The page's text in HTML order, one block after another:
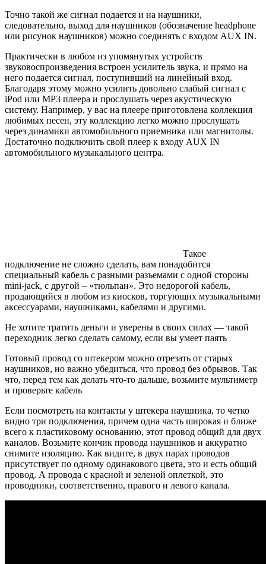
Точно такой же сигнал подается и на наушники,
следовательно, выход для наушников (обозначение headphone
или рисунок наушников) можно соединять с входом AUX IN.
Практически в любом из упомянутых устройств
звуковоспроизведения встроен усилитель звука, и прямо на
него подается сигнал, поступивший на линейный вход.
Благодаря этому можно усилить довольно слабый сигнал с
iPod или MP3 плеера и прослушать через акустическую
систему. Например, у вас на плеере приготовлена коллекция
любимых песен, эту коллекцию легко можно прослушать
через динамики автомобильного приемника или магнитолы.
Достаточно подключить свой плеер к входу AUX IN
автомобильного музыкального центра.
Такое
подключение не сложно сделать, вам понадобится
специальный кабель с разными разъемами с одной стороны
mini-jack, с другой – «тюльпан». Это недорогой кабель,
продающийся в любом из киосков, торгующих музыкальными
аксессуарами, наушниками, кабелями и другими.
Не хотите тратить деньги и уверены в своих силах — такой
переходник легко сделать самому, если вы умеет паять
Готовый провод со штекером можно отрезать от старых
наушников, но важно убедиться, что провод без обрывов. Так
что, перед тем как делать что-то дальше, возьмите мультиметр
и проверьте кабель
Если посмотреть на контакты у штекера наушника, то четко
видно три подключения, причем одна часть широкая и ближе
всего к пластиковому основанию, этот провод общий для двух
каналов. Возьмите кончик провода наушников и аккуратно
снимите изоляцию. Как видите, в двух парах проводов
присутствует по одному одинакового цвета, это и есть общий
провод. А провода с красной и зеленой оплеткой, это
проводники, соответственно, правого и левого канала.